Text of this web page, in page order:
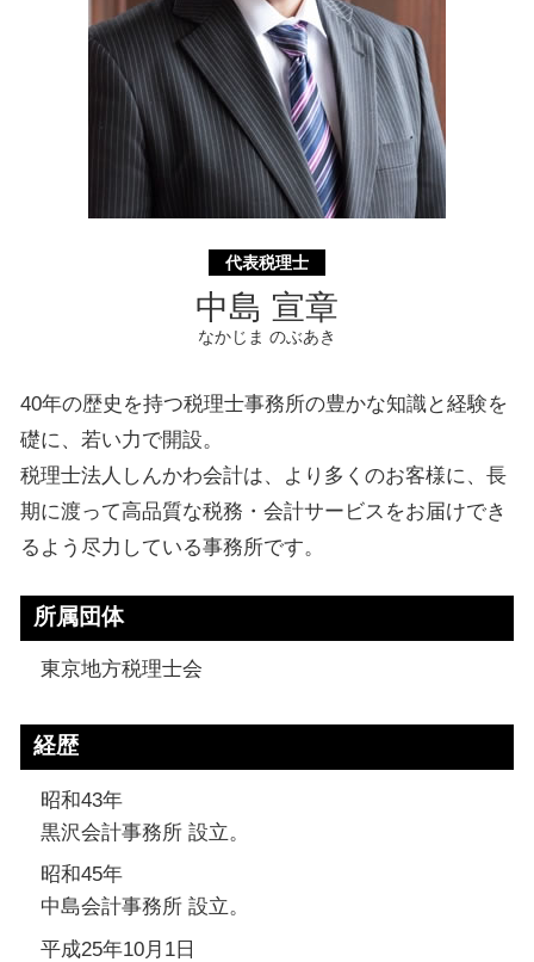
代表税理士
中島 宣章
なかじま のぶあき
40年の歴史を持つ税理士事務所の豊かな知識と経験を
礎に、若い力で開設。
税理士法人しんかわ会計は、より多くのお客様に、長
期に渡って高品質な税務・会計サービスをお届けでき
るよう尽力している事務所です。
所属団体
東京地方税理士会
経歴
昭和43年
黒沢会計事務所 設立。
昭和45年
中島会計事務所 設立。
平成25年10月1日